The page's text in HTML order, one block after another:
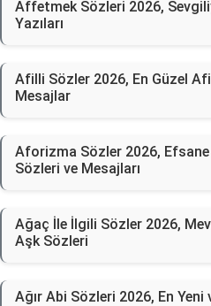
Affetmek Sözleri 2026,
Yazıları
Afilli Sözler 2026, En Güzel
Mesajlar
Aforizma Sözler 2026,
Sözleri ve Mesajları
Ağaç İle İlgili Sözler 2026,
Aşk Sözleri
Ağır Abi Sözleri 2026, En Yeni